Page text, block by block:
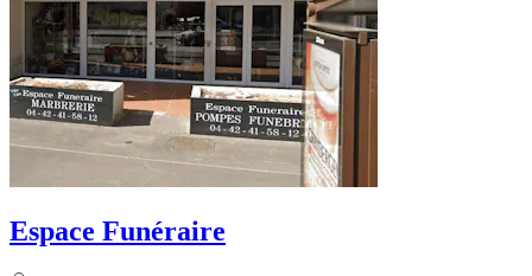
Espace Funéraire